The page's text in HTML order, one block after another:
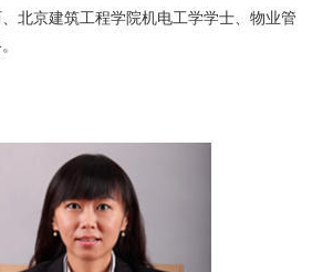
北京建筑工程学院机电工学学士、物业管